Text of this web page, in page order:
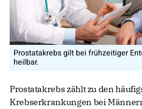
Prostatakrebs gilt bei frühzeitiger
heilbar.
Prostatakrebs zählt zu den
Krebserkrankungen bei